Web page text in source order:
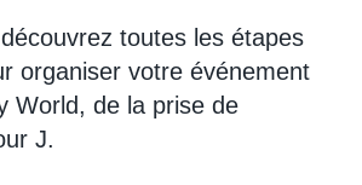
découvrez toutes les étapes
organiser votre événement
World, de la prise de
J.